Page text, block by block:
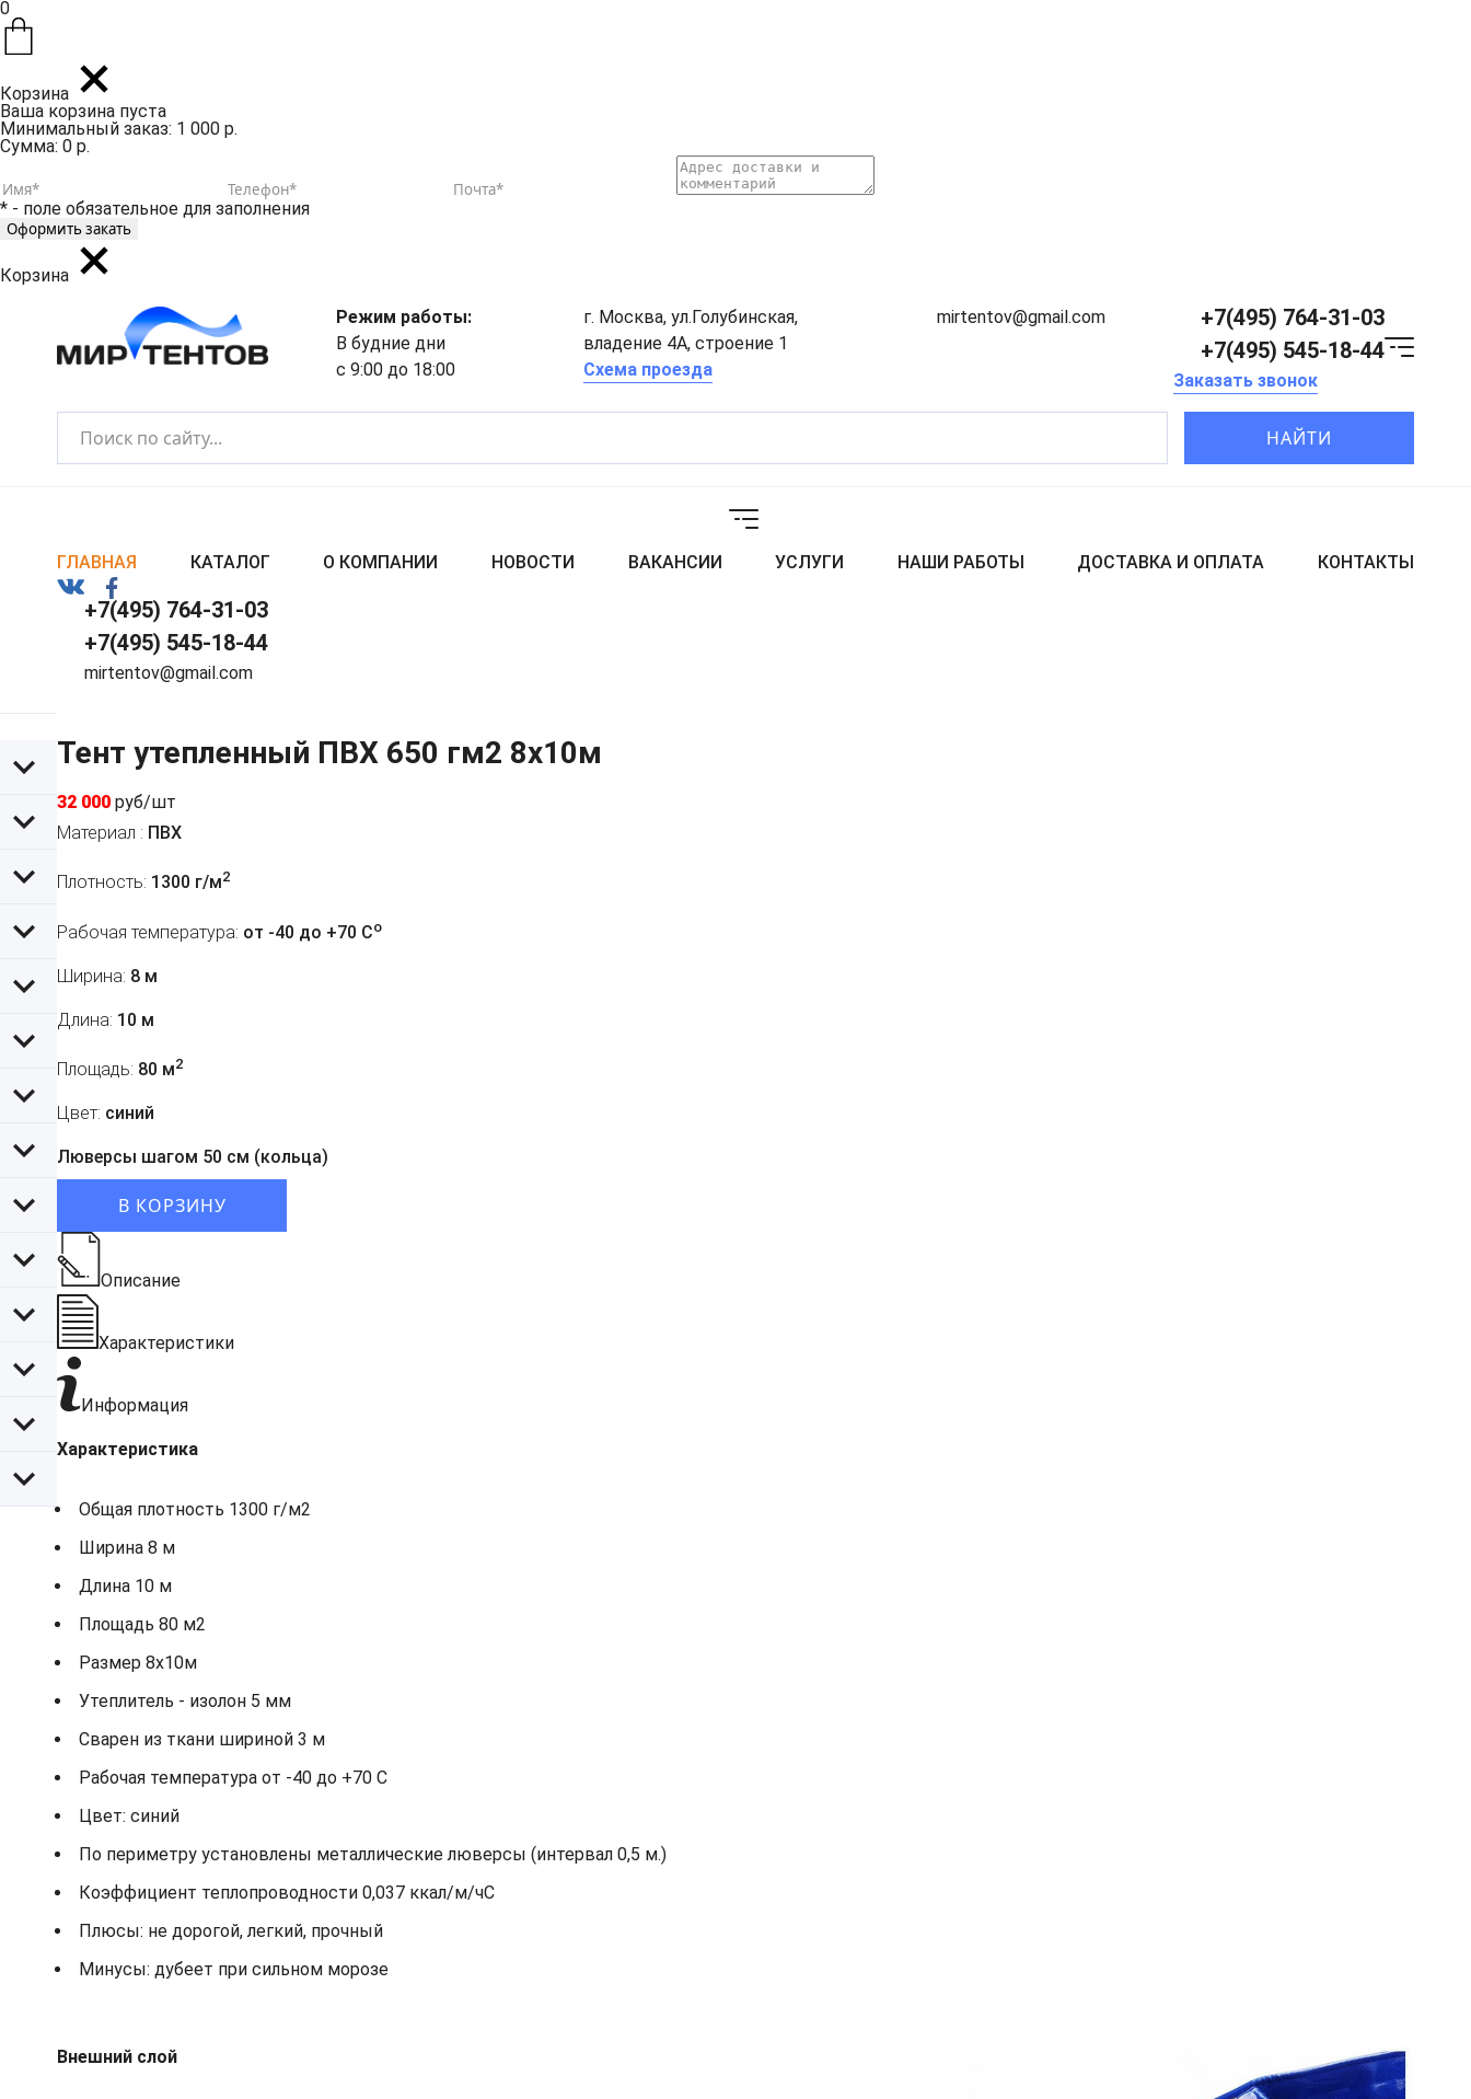
0
Корзина
Ваша корзина пуста
Минимальный заказ: 1 000 р.
Сумма: 0 р.
* - поле обязательное для заполнения
Корзина
Режим работы:
В будние дни
с 9:00 до 18:00
г. Москва, ул.Голубинская,
владение 4А, строение 1
Схема проезда
mirtentov@gmail.com
+7(495) 764-31-03
+7(495) 545-18-44
Заказать звонок
НАЙТИ
ГЛАВНАЯ КАТАЛОГ О КОМПАНИИ НОВОСТИ ВАКАНСИИ УСЛУГИ НАШИ РАБОТЫ ДОСТАВКА И ОПЛАТА КОНТАКТЫ
+7(495) 764-31-03
+7(495) 545-18-44
mirtentov@gmail.com
Тент утепленный ПВХ 650 гм2 8х10м
32 000 руб/шт
Материал : ПВХ
Плотность: 1300 г/м2
Рабочая температура: от -40 до +70 Co
Ширина: 8 м
Длина: 10 м
Площадь: 80 м2
Цвет: синий
Люверсы шагом 50 см (кольца)
В КОРЗИНУ
Описание
Характеристики
Информация
Характеристика
Общая плотность 1300 г/м2
Ширина 8 м
Длина 10 м
Площадь 80 м2
Размер 8х10м
Утеплитель - изолон 5 мм
Сварен из ткани шириной 3 м
Рабочая температура от -40 до +70 С
Цвет: синий
По периметру установлены металлические люверсы (интервал 0,5 м.)
Коэффициент теплопроводности 0,037 ккал/м/чС
Плюсы: не дорогой, легкий, прочный
Минусы: дубеет при сильном морозе
Внешний слой